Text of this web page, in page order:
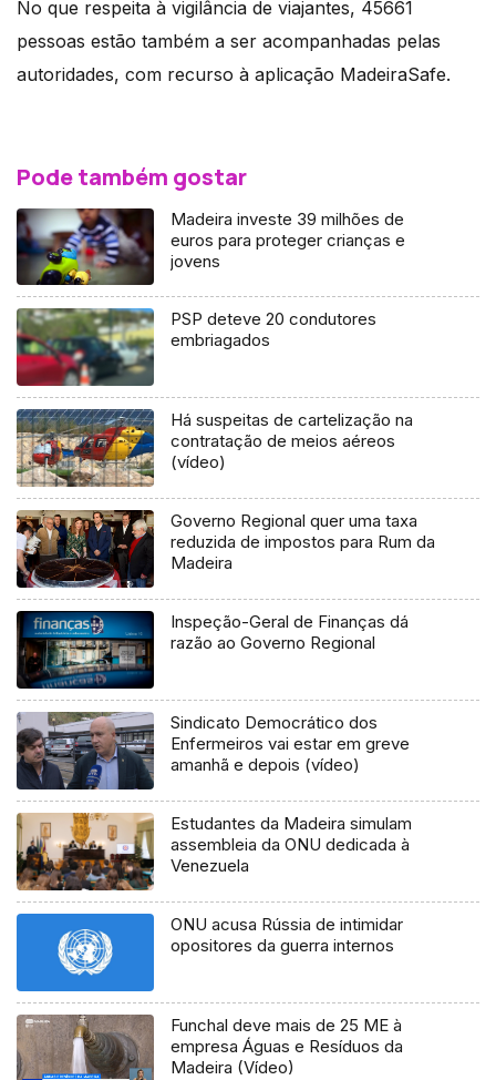
No que respeita à vigilância de viajantes, 45661
pessoas estão também a ser acompanhadas pelas
autoridades, com recurso à aplicação MadeiraSafe.
Pode também gostar
Madeira investe 39 milhões de
euros para proteger crianças e
jovens
PSP deteve 20 condutores
embriagados
Há suspeitas de cartelização na
contratação de meios aéreos
(vídeo)
Governo Regional quer uma taxa
reduzida de impostos para Rum da
Madeira
Inspeção-Geral de Finanças dá
razão ao Governo Regional
Sindicato Democrático dos
Enfermeiros vai estar em greve
amanhã e depois (vídeo)
Estudantes da Madeira simulam
assembleia da ONU dedicada à
Venezuela
ONU acusa Rússia de intimidar
opositores da guerra internos
Funchal deve mais de 25 ME à
empresa Águas e Resíduos da
Madeira (Vídeo)